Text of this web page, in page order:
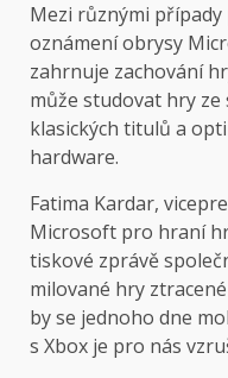
Mezi různými
oznámení obrysy
zahrnuje zachování
může studovat hry
klasických titulů a
hardware.
Fatima Kardar,
Microsoft pro hraní
tiskové zprávě
milované hry
by se jednoho dne
s Xbox je pro nás